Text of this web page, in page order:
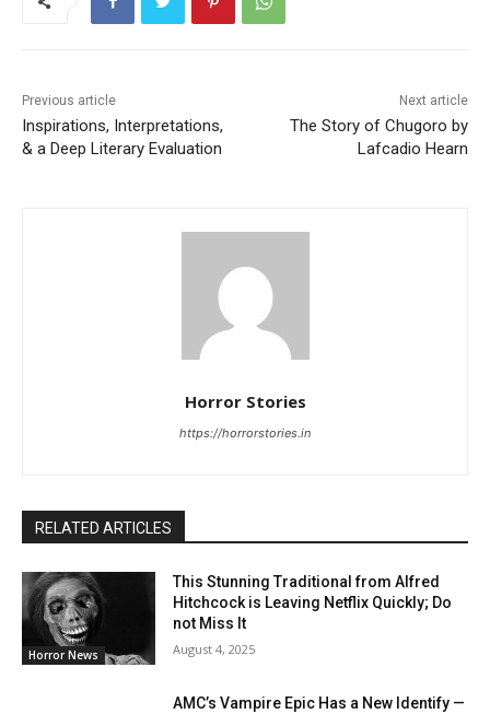
Previous article
Inspirations, Interpretations,
& a Deep Literary Evaluation
Next article
The Story of Chugoro by
Lafcadio Hearn
Horror Stories
https://horrorstories.in
RELATED ARTICLES
Horror News
This Stunning Traditional from Alfred
Hitchcock is Leaving Netflix Quickly; Do
not Miss It
August 4, 2025
AMC’s Vampire Epic Has a New Identify —